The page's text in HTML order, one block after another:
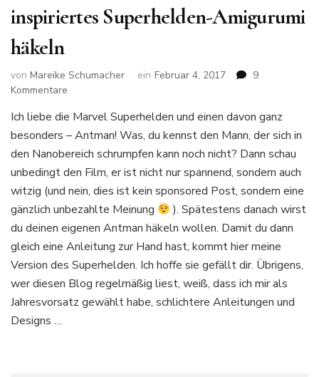
inspiriertes Superhelden-Amigurumi
häkeln
von Mareike Schumacher ein Februar 4, 2017
9
Kommentare
Häkelanleitung:
Von
Antman
Superhelden-
Amigurumi
häkeln
Ich liebe die Marvel Superhelden und einen davon ganz
besonders – Antman! Was, du kennst den Mann, der sich in
den Nanobereich schrumpfen kann noch nicht? Dann schau
unbedingt den Film, er ist nicht nur spannend, sondern auch
witzig (und nein, dies ist kein sponsored Post, sondern eine
gänzlich unbezahlte Meinung
). Spätestens danach wirst
du deinen eigenen Antman häkeln wollen. Damit du dann
gleich eine Anleitung zur Hand hast, kommt hier meine
Version des Superhelden. Ich hoffe sie gefällt dir. Übrigens,
wer diesen Blog regelmäßig liest, weiß, dass ich mir als
Jahresvorsatz gewählt habe, schlichtere Anleitungen und
Designs …